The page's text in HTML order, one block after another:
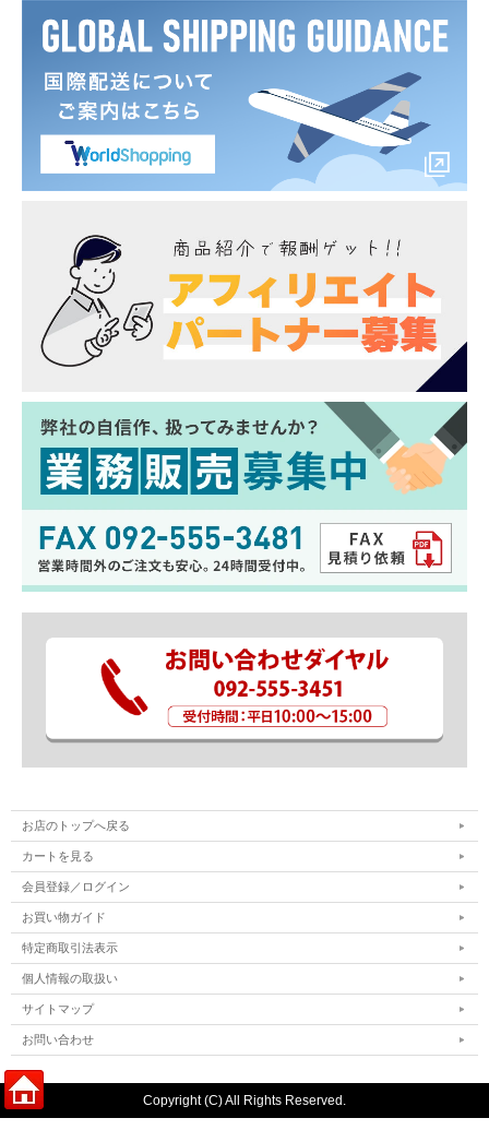
お店のトップへ戻る
カートを見る
会員登録／ログイン
お買い物ガイド
特定商取引法表示
個人情報の取扱い
サイトマップ
お問い合わせ
Copyright (C) All Rights Reserved.